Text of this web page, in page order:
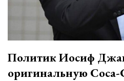
Политик Иосиф
оригинальную Coca-